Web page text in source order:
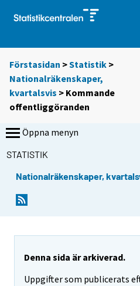
Förstasidan >Statistik >
Nationalräkenskaper,
kvartalsvis > Kommande
offentliggöranden
Öppna menyn
STATISTIK
Nationalräkenskaper,
Denna sida är arkiverad.
Uppgifter som publicerats